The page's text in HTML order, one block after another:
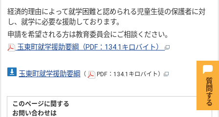
経済的理由によって就学困難と認められる児童生徒の保護者に対
し、就学に必要な援助しております。
申請を希望される方は教育委員会にご相談ください。
玉東町就学援助要綱（PDF：134.1キロバイト）
玉東町就学援助要綱 （ PDF：134.1キロバイト）
このページに関する
お問い合わせは